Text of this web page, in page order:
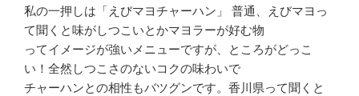
私の一押しは「えびマヨチャーハン」 普通、えびマヨっ
て聞くと味がしつこいとかマヨラーが好む物
ってイメージが強いメニューですが、ところがどっこ
い！全然しつこさのないコクの味わいで
チャーハンとの相性もバツグンです。香川県って聞くと